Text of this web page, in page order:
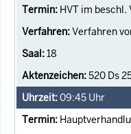
HVT im beschl.
Verfahren
18
520 Ds
09:45 Uhr